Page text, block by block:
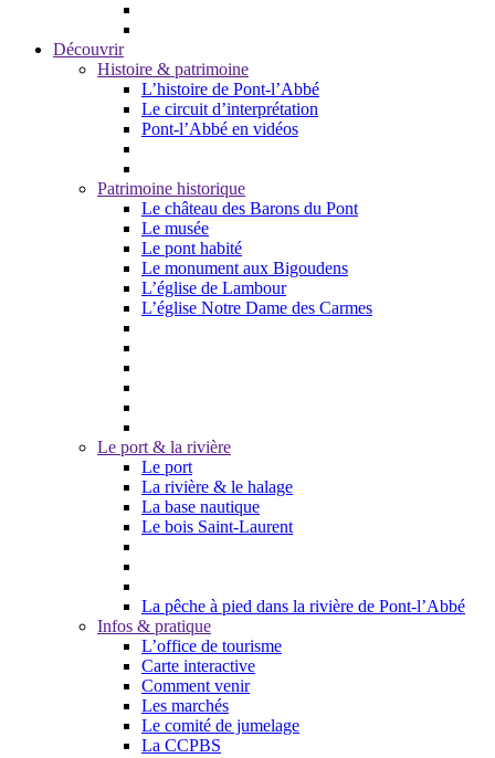
Découvrir
Histoire & patrimoine
L’histoire de Pont-l’Abbé
Le circuit d’interprétation
Pont-l’Abbé en vidéos
Patrimoine historique
Le château des Barons du Pont
Le musée
Le pont habité
Le monument aux Bigoudens
L’église de Lambour
L’église Notre Dame des Carmes
Le port & la rivière
Le port
La rivière & le halage
La base nautique
Le bois Saint-Laurent
La pêche à pied dans la rivière de Pont-l’Abbé
Infos & pratique
L’office de tourisme
Carte interactive
Comment venir
Les marchés
Le comité de jumelage
La CCPBS